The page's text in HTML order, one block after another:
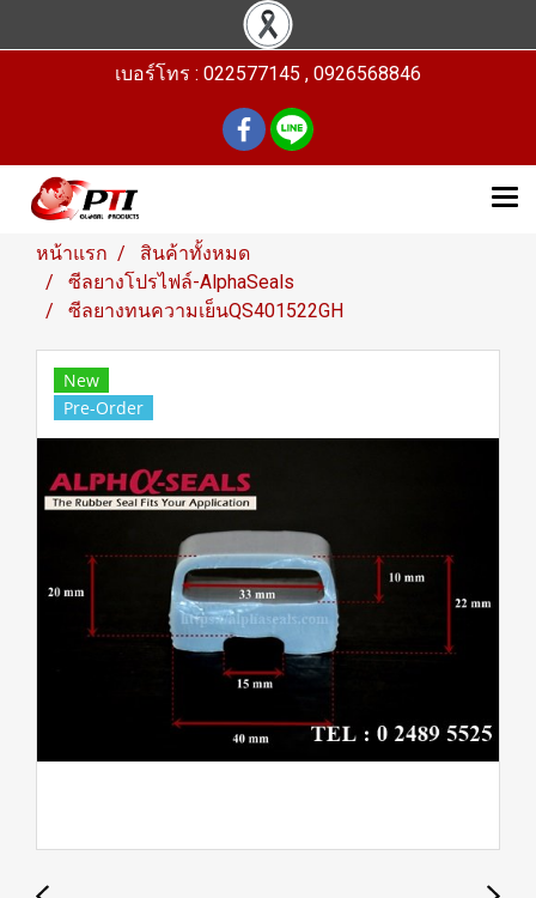
เบอร์โทร : 022577145 , 0926568846
หน้าแรก
สินค้าทั้งหมด
ซีลยางโปรไฟล์-AlphaSeals
ซีลยางทนความเย็นQS401522GH
New
Pre-Order